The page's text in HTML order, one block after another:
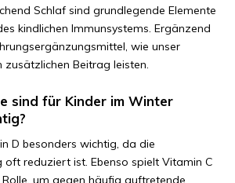
Schlaf sind grundlegende Elemente
kindlichen Immunsystems. Ergänzend
wie unser
zusätzlichen Beitrag leisten.
sind für Kinder im Winter
D besonders wichtig, da die
oft reduziert ist. Ebenso spielt Vitamin C
um gegen häufig auftretende